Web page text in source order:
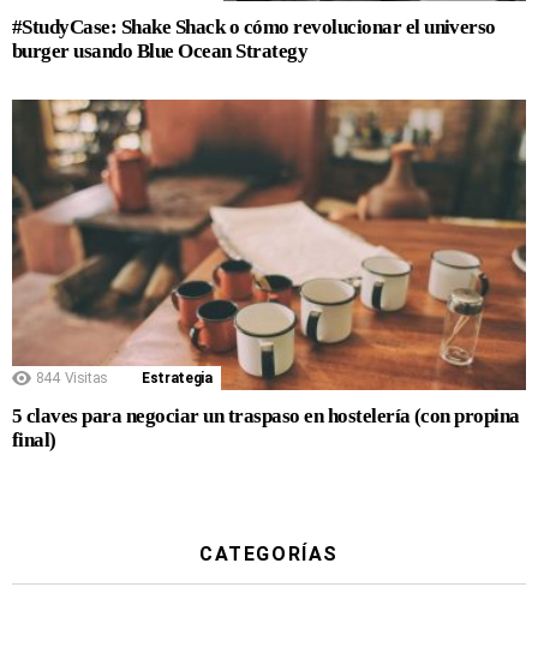
#StudyCase: Shake Shack o cómo revolucionar el universo
burger usando Blue Ocean Strategy
844 Visitas Estrategia
5 claves para negociar un traspaso en hostelería (con propina
final)
CATEGORÍAS